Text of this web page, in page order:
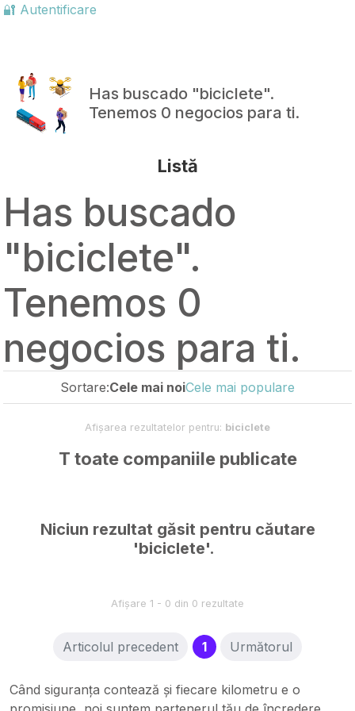
🔐 Autentificare
Has buscado "biciclete".
Tenemos 0 negocios para ti.
Listă
Has buscado
"biciclete".
Tenemos 0
negocios para ti.
Sortare:Cele mai noiCele mai populare
Afișarea rezultatelor pentru: biciclete
T toate companiile publicate
Niciun rezultat găsit pentru căutare
'biciclete'.
Afișare 1 - 0 din 0 rezultate
Articolul precedent 1(current)
Următorul
Când siguranța contează și fiecare kilometru e o